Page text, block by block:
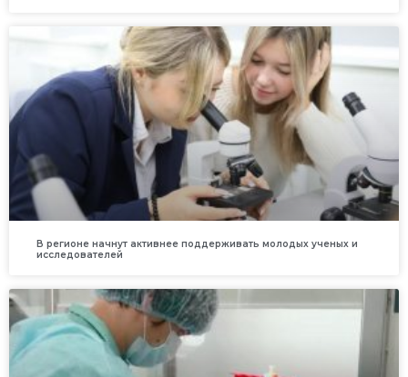
В регионе начнут активнее поддерживать молодых ученых и
исследователей